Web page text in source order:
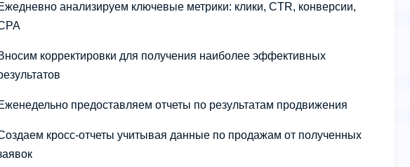
анализируем ключевые метрики: клики, CTR, конверсии,
корректировки для получения наиболее эффективных
предоставляем отчеты по результатам продвижения
кросс-отчеты учитывая данные по продажам от полученных